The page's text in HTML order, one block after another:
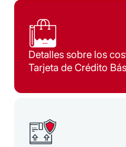
Detalles sobre los
Tarjeta de Crédito